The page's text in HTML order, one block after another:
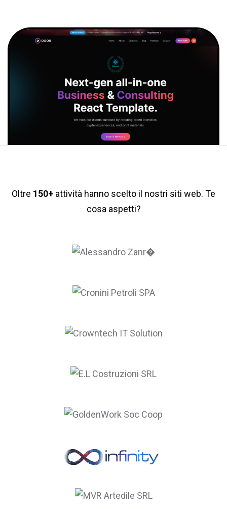
Oltre 150+ attività hanno scelto il nostri siti web. Te
cosa aspetti?